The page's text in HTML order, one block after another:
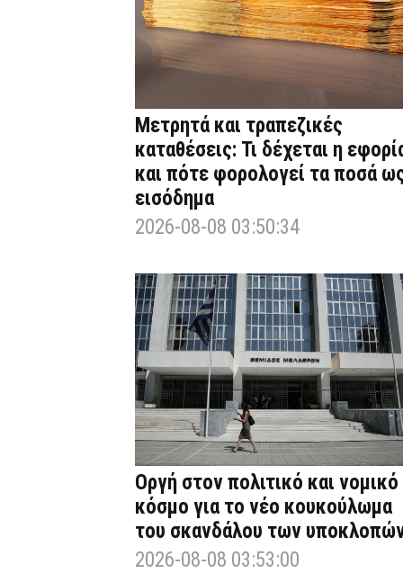
Μετρητά και τραπεζικές
καταθέσεις: Τι δέχεται η
και πότε φορολογεί τα ποσά
εισόδημα
2026-08-08 03:50:34
Οργή στον πολιτικό και νομικό
κόσμο για το νέο κουκούλωμα
του σκανδάλου των
2026-08-08 03:53:00